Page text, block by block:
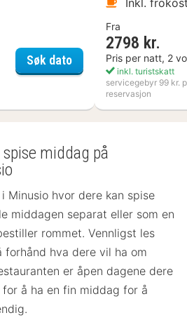
Søk datoKosta Boda Art Hotel
Inkl.
Fra
2798 kr.
Pris per natt, 2
inkl. turistskatt
servicegebyr 99 kr.
reservasjon
middag på
Minusio hvor dere kan spise
middagen separat eller som en
rommet. Vennligst les
forhånd hva dere vil ha om
er åpen dagene dere
å ha en fin middag for å